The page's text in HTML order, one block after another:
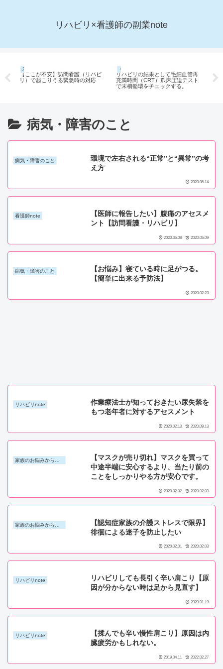
リハビリ×看護師の副業note
看護師note
【ここが不安】訪問看護（リハビ
リ）で起こりうる緊急時の対応
リハビリnote
リハビリの結果として毛細血管再
充満時間（CRT）爪床圧迫テスト
で末梢循環をチェックする。
バ
ら
病気・障害のこと
病気・障害のこと
環境で左右される“正常”と“異常”の考
え方
2020.05.14
看護師note
【医師に報告したい】腹痛のアセスメ
ント【訪問看護・リハビリ】
2020.05.08 2020.05.09
病気・障害のこと
【お悩み】寝ている時に足がつる。
【簡単に出来る予防法】
2020.02.23
リハビリnote
作業療法士が知っておきたい尿失禁を
もつ老年者に対するアセスメント
2020.02.13 2020.09.13
【マスクが売り切れ】マスクを買って
中途半端に安心するより、当たり前の
ことをしっかりやる方が安心です。
2020.02.02 2020.02.03
【認知症家族の介護ストレスで限界】
徘徊による迷子を防止したい
2020.02.01 2020.02.03
リハビリnote
リハビリしても長引く辛い肩こり【原
因が分からない時は足から見直す】
2020.01.19
リハビリnote
【揉んでも辛い慢性肩こり】原因は内
臓疲労かもしれない。
2019.04.11 2022.02.27